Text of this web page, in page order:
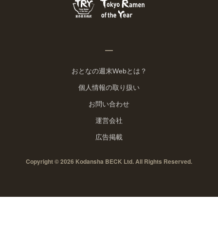
おとなの週末Webとは？
個人情報の取り扱い
お問い合わせ
運営会社
広告掲載
Copyright © 2026 Kodansha BECK Ltd. All Rights Reserved.